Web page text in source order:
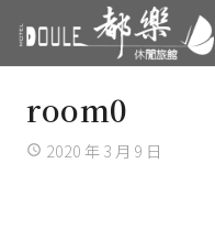
room0
access_time 2020 年 3 月 9 日